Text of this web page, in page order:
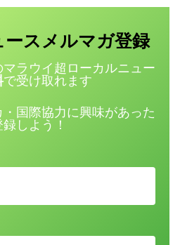
ス メルマガ登録
ラウイ超ローカルニュー
で受け取れます
国際協力に興味があった
録しよう！